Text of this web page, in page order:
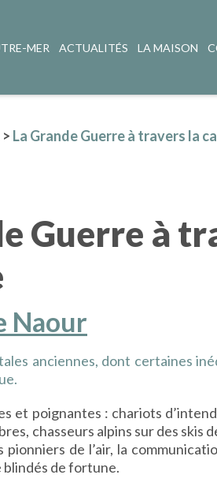
MER ACTUALITÉS LA MAISON
> La Grande Guerre à travers la
Guerre à
Naour
anciennes, dont certaines
et poignantes : chariots
chasseurs alpins sur des skis
pionniers de l’air, la
blindés de fortune.